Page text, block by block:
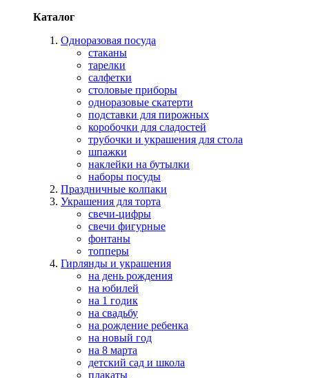
Каталог
Одноразовая посуда
стаканы
тарелки
салфетки
столовые приборы
одноразовые скатерти
подставки для пирожных
коробочки для сладостей
трубочки и украшения для стола
шпажки
наклейки на бутылки
наборы посуды
Праздничные колпаки
Украшения для торта
свечи-цифры
свечи фигурные
фонтаны
топперы
Гирлянды и украшения
на день рождения
на юбилей
на 1 годик
на свадьбу
на рождение ребенка
на новый год
на 8 марта
детский сад и школа
плакаты